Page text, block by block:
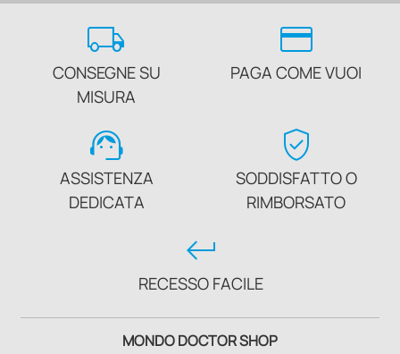
local_shipping
CONSEGNE SU
MISURA
credit_card
PAGA COME VUOI
support_agent
ASSISTENZA
DEDICATA
verified_user
SODDISFATTO O
RIMBORSATO
keyboard_return
RECESSO FACILE
MONDO DOCTOR SHOP